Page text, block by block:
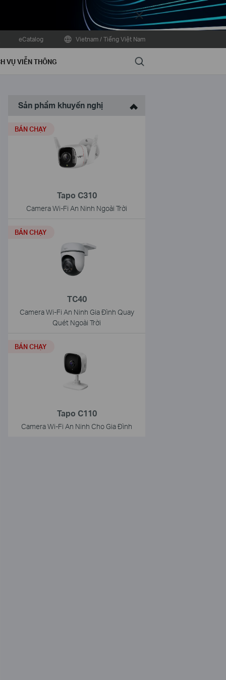
Close
eCatalog Vietnam / Tiếng Việt Nam
VỤ VIỄN THÔNG Search
Sản phẩm khuyến nghị
Tapo C310
Camera Wi-Fi An Ninh Ngoài Trời
BÁN CHẠY
TC40
Camera Wi-Fi An Ninh Gia Đình Quay
Quét Ngoài Trời
BÁN CHẠY
Tapo C110
Camera Wi-Fi An Ninh Cho Gia Đình
BÁN CHẠY